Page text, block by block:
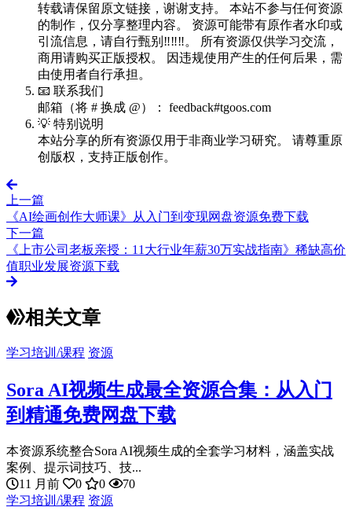
转载请保留原文链接，谢谢支持。 本站不参与任何资源
的制作，仅分享整理内容。 资源可能带有原作者水印或
引流信息，请自行甄别‼️‼️‼️。 所有资源仅供学习交流，
商用请购买正版授权。 因违规使用产生的任何后果，需
由使用者自行承担。
📧 联系我们
邮箱（将 # 换成 @）： feedback#tgoos.com
💡 特别说明
本站分享的所有资源仅用于非商业学习研究。 请尊重原
创版权，支持正版创作。
上一篇
《AI绘画创作大师课》从入门到变现网盘资源免费下载
下一篇
《上市公司老板亲授：11大行业年薪30万实战指南》稀缺高价
值职业发展资源下载
相关文章
学习培训/课程 资源
Sora AI视频生成最全资源合集：从入门
到精通免费网盘下载
本资源系统整合Sora AI视频生成的全套学习材料，涵盖实战
案例、提示词技巧、技...
11 月前
0 0
70
学习培训/课程 资源